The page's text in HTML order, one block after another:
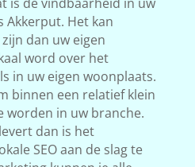
Akkerput. Het kan
dan uw eigen
word over het
in uw eigen woonplaats.
binnen een relatief klein
worden in uw branche.
dan is het
SEO aan de slag te